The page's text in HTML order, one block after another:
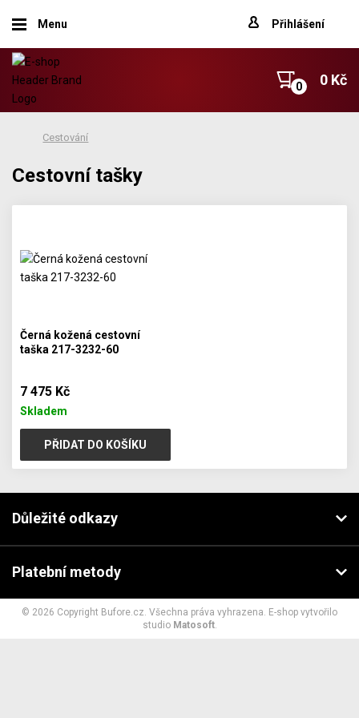
Menu Přihlášení
0 Kč
Cestování
Cestovní tašky
Černá kožená cestovní
taška 217-3232-60
7 475 Kč
Skladem
PŘIDAT DO KOŠÍKU
Důležité odkazy
Platební metody
© 2026 Copyright Bufore.cz. Všechna práva vyhrazena. E-shop vytvořilo
studio Matosoft.